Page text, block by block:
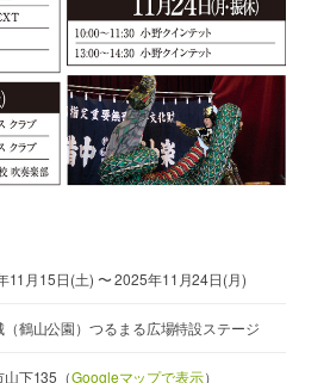
11月15日(土) 〜 2025年11月24日(月)
（鶴山公園）つるまる広場特設ステージ
山下135（Googleマップで表示）